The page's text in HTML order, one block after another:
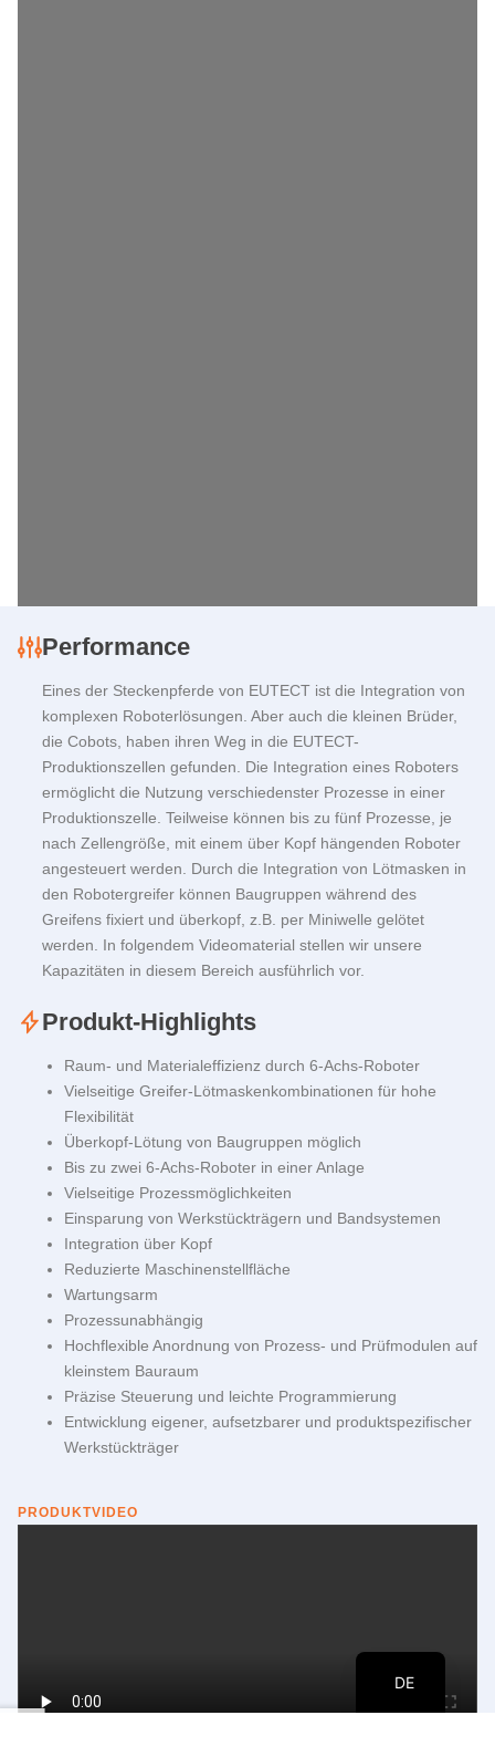
Performance
Eines der Steckenpferde von EUTECTist die Integration von
komplexen Roboterlösungen. Aber auch die kleinen Brüder,
die Cobots, haben ihren Weg in die EUTECT-
Produktionszellen gefunden. Die Integration eines Roboters
ermöglicht die Nutzung verschiedenster Prozesse in einer
Produktionszelle. Teilweise können bis zu fünf Prozesse, je
nach Zellengröße, mit einem über Kopf hängenden Roboter
angesteuert werden. Durch die Integration von Lötmasken in
den Robotergreifer können Baugruppen während des
Greifens fixiert und überkopf, z.B. per Miniwelle gelötet
werden. In folgendem Videomaterial stellen wir unsere
Kapazitäten in diesem Bereich ausführlich vor.
Produkt-Highlights
Raum- und Materialeffizienz durch 6-Achs-Roboter
Vielseitige Greifer-Lötmaskenkombinationen für hohe
Flexibilität
Überkopf-Lötung von Baugruppen möglich
Bis zu zwei 6-Achs-Roboter in einer Anlage
Vielseitige Prozessmöglichkeiten
Einsparung von Werkstückträgern und Bandsystemen
Integration über Kopf
Reduzierte Maschinenstellfläche
Wartungsarm
Prozessunabhängig
Hochflexible Anordnung von Prozess- und Prüfmodulen auf
kleinstem Bauraum
Präzise Steuerung und leichte Programmierung
Entwicklung eigener, aufsetzbarer und produktspezifischer
Werkstückträger
PRODUKTVIDEO
DE